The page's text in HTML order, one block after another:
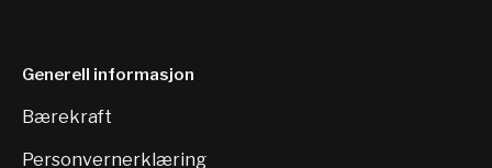
Generell informasjon
Bærekraft
Personvernerklæring